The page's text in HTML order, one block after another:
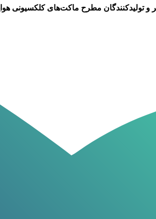
و تولیدکنندگان مطرح ماکت‌های کلکسیونی